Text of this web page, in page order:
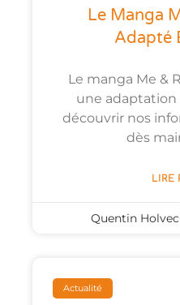
Le Manga
Adapté
Le manga Me &
une adaptation
découvrir nos
dès
LIRE
Quentin
Actualité